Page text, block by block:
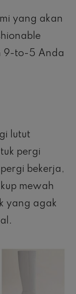
yang akan
9-to-5 Anda
lutut
pergi
bekerja,
mewah
yang agak